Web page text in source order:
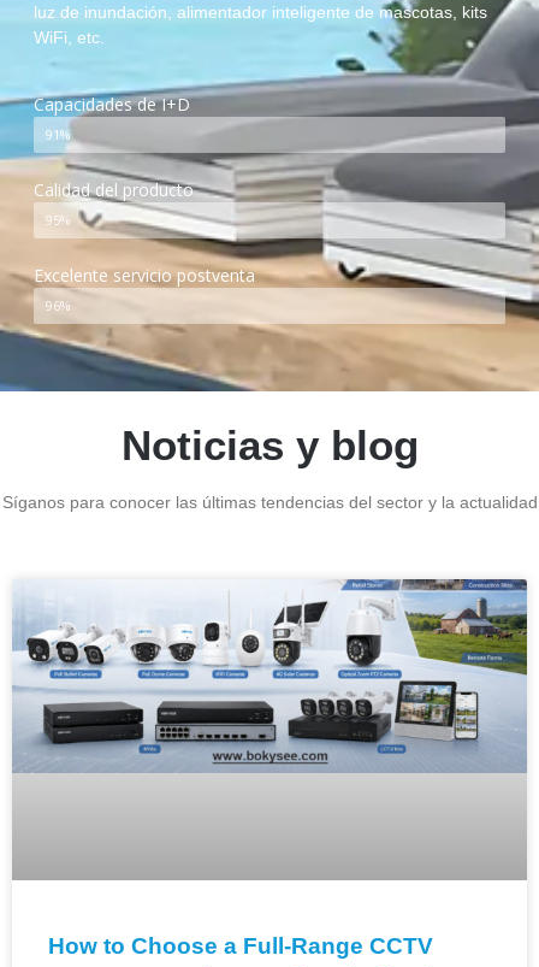
luz de inundación, alimentador inteligente de mascotas, kits
WiFi, etc.
Capacidades de I+D
91%
Calidad del producto
95%
Excelente servicio postventa
96%
Noticias y blog
Síganos para conocer las últimas tendencias del sector y la actualidad
How to Choose a Full-Range CCTV